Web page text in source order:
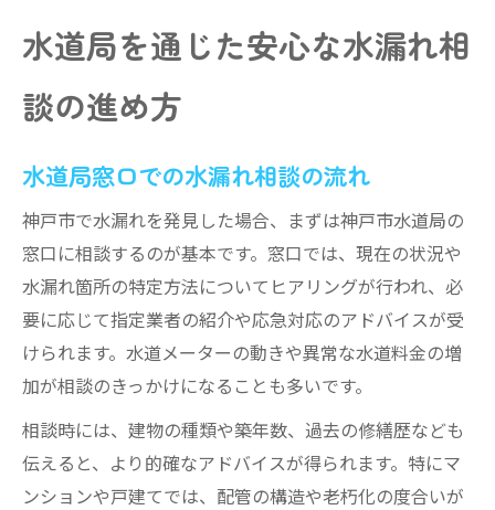
水道局を通じた安心な水漏れ相
談の進め方
水道局窓口での水漏れ相談の流れ
神戸市で水漏れを発見した場合、まずは神戸市水道局の
窓口に相談するのが基本です。窓口では、現在の状況や
水漏れ箇所の特定方法についてヒアリングが行われ、必
要に応じて指定業者の紹介や応急対応のアドバイスが受
けられます。水道メーターの動きや異常な水道料金の増
加が相談のきっかけになることも多いです。
相談時には、建物の種類や築年数、過去の修繕歴なども
伝えると、より的確なアドバイスが得られます。特にマ
ンションや戸建てでは、配管の構造や老朽化の度合いが